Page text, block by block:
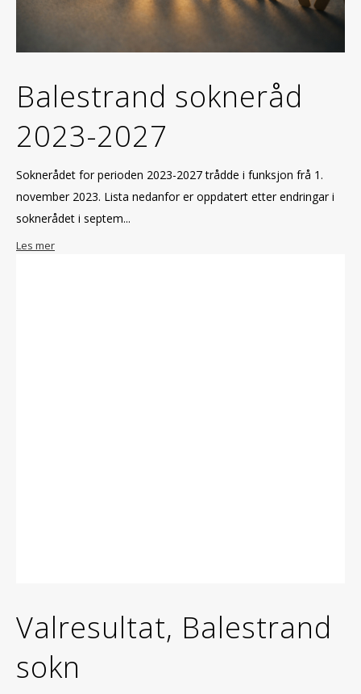
Balestrand sokneråd
2023-2027
Soknerådet for perioden 2023-2027 trådde i funksjon frå 1.
november 2023. Lista nedanfor er oppdatert etter endringar i
soknerådet i septem...
Les mer
Valresultat, Balestrand
sokn